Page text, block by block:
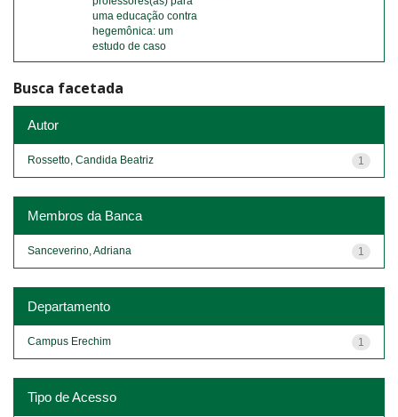
uma educação contra
hegemônica: um
estudo de caso
Busca facetada
Autor
1
Rossetto, Candida Beatriz
Membros da Banca
1
Sanceverino, Adriana
Departamento
1
Campus Erechim
Tipo de Acesso